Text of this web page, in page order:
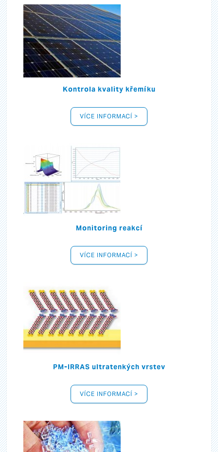
Kontrola kvality křemíku
VÍCE INFORMACÍ >
Monitoring reakcí
VÍCE INFORMACÍ >
PM-IRRAS ultratenkých vrstev
VÍCE INFORMACÍ >